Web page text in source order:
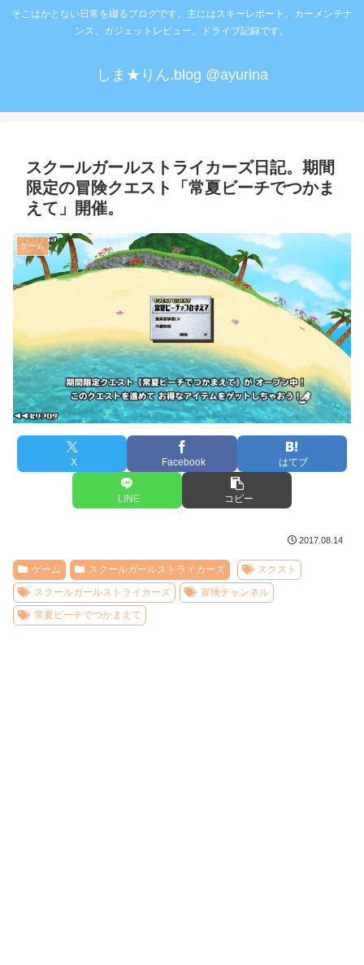
そこはかとない日常を綴るブログです。主にはスキーレポート、カーメンテナ
ンス、ガジェットレビュー、ドライブ記録です。
しま★りん.blog @ayurina
スクールガールストライカーズ日記。期間
限定の冒険クエスト「常夏ビーチでつかま
えて」開催。
ゲーム
X Facebook はてブ
LINE コピー
2017.08.14
ゲーム スクールガールストライカーズ
スクスト
スクールガールストライカーズ
冒険チャンネル
常夏ビーチでつかまえて